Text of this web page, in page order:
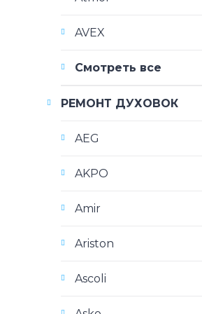
AVEX
Смотреть все
РЕМОНТ ДУХОВОК
AEG
AKPO
Amir
Ariston
Ascoli